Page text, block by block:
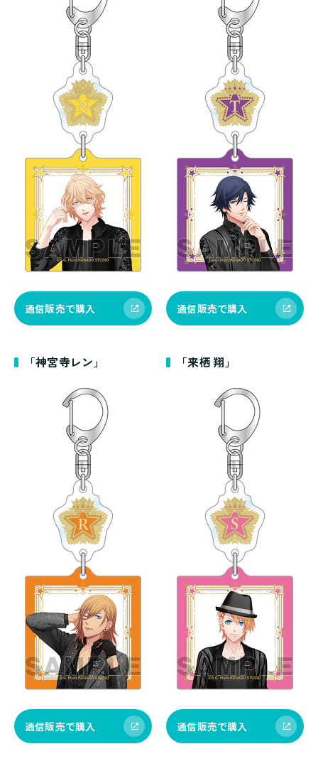
通信販売で購入 通信販売で購入
「神宮寺レン」
通信販売で購入
「来栖 翔」
通信販売で購入